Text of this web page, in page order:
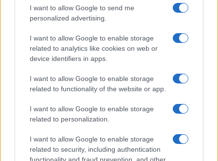
I want to allow Google to send me
personalized advertising.
I want to allow Google to enable storage
related to analytics like cookies on web or
device identifiers in apps.
I want to allow Google to enable storage
related to functionality of the website or app.
I want to allow Google to enable storage
related to personalization.
I want to allow Google to enable storage
related to security, including authentication
értelmiség élt és alkotott.
Belecsöppentem a magyar művészvilágba, azon belül is az
alkotóvilág krémjében találtam magam, és kapkodtam a
fejem, hogy »Úristen, mi történik velem, kikkel találkozom,
és kik engedik, hogy tegezzem őket?!«. Óriási öröm és
felfedezőút volt ez számomra. Csodálatos emberekkel,
alkotókkal ismerkedtem meg többek között a feleségem
és Alföldi Robiék révén. Közéjük tartozik Spiró György,
tavalyelőtt eltávozott Szüts Miklós és felesége, Vojnich
Erzsébet. Időről időre összegyűltünk Szüts Miklós és Vojnich